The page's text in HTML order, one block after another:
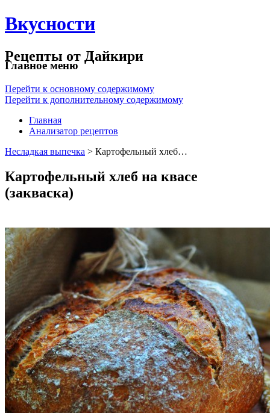
Вкусности
Рецепты от Дайкири
Главное меню
Перейти к основному содержимому
Перейти к дополнительному содержимому
Главная
Анализатор рецептов
Несладкая выпечка > Картофельный хлеб…
Картофельный хлеб на квасе
(закваска)